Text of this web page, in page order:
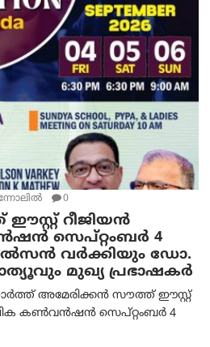
0
റീജിയൻ
സെപ്റ്റംബർ 4
വർക്കിയും ഡോ.
മുഖ്യ പ്രഭാഷകർ
അമേരിക്കൻ സൗത്ത് ഈസ്റ്റ്
കൺവൻഷൻ സെപ്റ്റംബർ 4